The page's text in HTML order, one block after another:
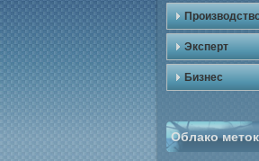
Эксперт
Бизнес
Облако меток